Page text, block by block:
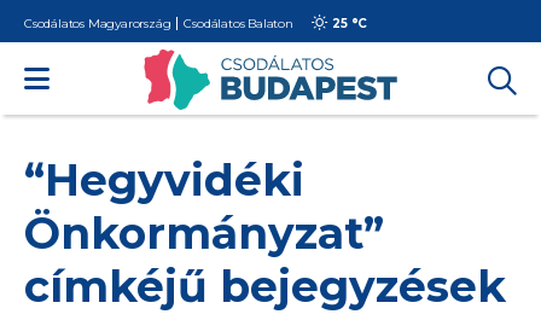
Csodálatos Magyarország Csodálatos Balaton 25 °C
“Hegyvidéki
Önkormányzat”
címkéjű bejegyzések